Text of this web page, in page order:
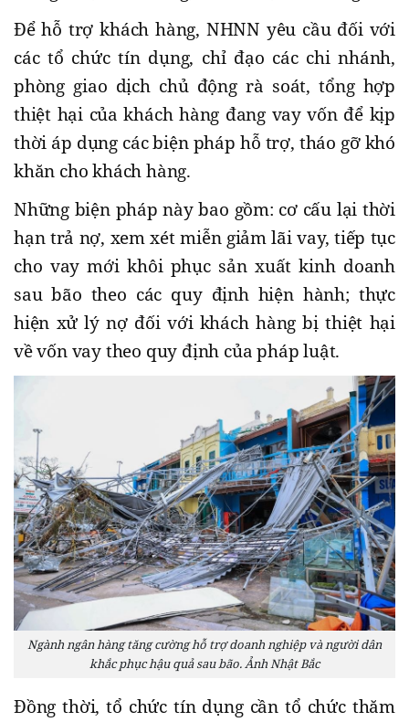
Để hỗ trợ khách hàng, NHNN yêu cầu đối với
các tổ chức tín dụng, chỉ đạo các chi nhánh,
phòng giao dịch chủ động rà soát, tổng hợp
thiệt hại của khách hàng đang vay vốn để kịp
thời áp dụng các biện pháp hỗ trợ, tháo gỡ khó
khăn cho khách hàng.
Những biện pháp này bao gồm: cơ cấu lại thời
hạn trả nợ, xem xét miễn giảm lãi vay, tiếp tục
cho vay mới khôi phục sản xuất kinh doanh
sau bão theo các quy định hiện hành; thực
hiện xử lý nợ đối với khách hàng bị thiệt hại
về vốn vay theo quy định của pháp luật.
Ngành ngân hàng tăng cường hỗ trợ doanh nghiệp và người dân
khắc phục hậu quả sau bão. Ảnh Nhật Bắc
Đồng thời, tổ chức tín dụng cần tổ chức thăm